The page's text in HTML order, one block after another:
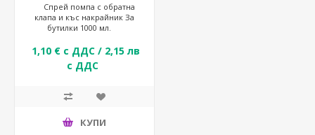
Спрей помпа с обратна
клапа и къс накрайник За
бутилки 1000 мл.
1,10 € с ДДС / 2,15 лв
с ДДС
КУПИ